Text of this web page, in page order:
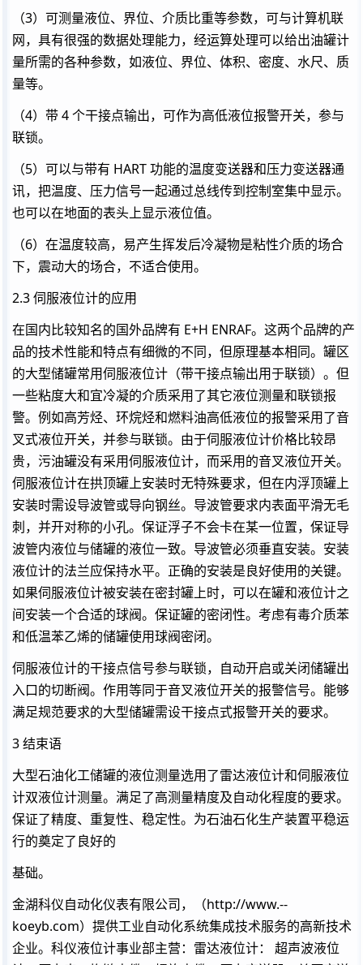
（3）可测量液位、界位、介质比重等参数，可与计算机联
网，具有很强的数据处理能力，经运算处理可以给出油罐计
量所需的各种参数，如液位、界位、体积、密度、水尺、质
量等。
（4）带 4 个干接点输出，可作为高低液位报警开关，参与
联锁。
（5）可以与带有 HART 功能的温度变送器和压力变送器通
讯，把温度、压力信号一起通过总线传到控制室集中显示。
也可以在地面的表头上显示液位值。
（6）在温度较高，易产生挥发后冷凝物是粘性介质的场合
下，震动大的场合，不适合使用。
2.3 伺服液位计的应用
在国内比较知名的国外品牌有 E+H ENRAF。这两个品牌的产
品的技术性能和特点有细微的不同，但原理基本相同。罐区
的大型储罐常用伺服液位计（带干接点输出用于联锁）。但
一些粘度大和宜冷凝的介质采用了其它液位测量和联锁报
警。例如高芳烃、环烷烃和燃料油高低液位的报警采用了音
叉式液位开关，并参与联锁。由于伺服液位计价格比较昂
贵，污油罐没有采用伺服液位计，而采用的音叉液位开关。
伺服液位计在拱顶罐上安装时无特殊要求，但在内浮顶罐上
安装时需设导波管或导向钢丝。导波管要求内表面平滑无毛
刺，并开对称的小孔。保证浮子不会卡在某一位置，保证导
波管内液位与储罐的液位一致。导波管必须垂直安装。安装
液位计的法兰应保持水平。正确的安装是良好使用的关键。
如果伺服液位计被安装在密封罐上时，可以在罐和液位计之
间安装一个合适的球阀。保证罐的密闭性。考虑有毒介质苯
和低温苯乙烯的储罐使用球阀密闭。
伺服液位计的干接点信号参与联锁，自动开启或关闭储罐出
入口的切断阀。作用等同于音叉液位开关的报警信号。能够
满足规范要求的大型储罐需设干接点式报警开关的要求。
3 结束语
大型石油化工储罐的液位测量选用了雷达液位计和伺服液位
计双液位计测量。满足了高测量精度及自动化程度的要求。
保证了精度、重复性、稳定性。为石油石化生产装置平稳运
行的奠定了良好的
基础。
金湖科仪自动化仪表有限公司，（http://www.--
koeyb.com）提供工业自动化系统集成技术服务的高新技术
企业。科仪液位计事业部主营：雷达液位计： 超声波液位